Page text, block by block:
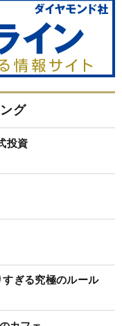
グ
投資
ぎる究極のルール